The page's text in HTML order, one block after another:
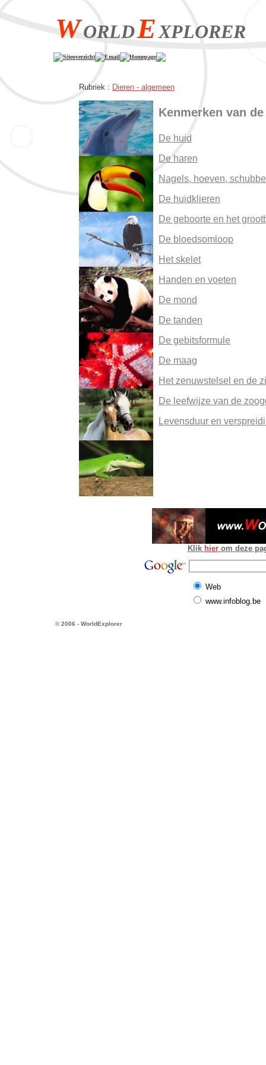
WORLDEXPLORER
Siteoverzicht Email Homepage
Rubriek : Dieren - algemeen
Kenmerken van
De huid
De haren
Nagels, hoeven,
De huidklieren
De geboorte en het
De bloedsomloop
Het skelet
Handen en voeten
De mond
De tanden
De gebitsformule
De maag
Het zenuwstelsel en de
De leefwijze van de
Levensduur en
Klik hier om deze
Web
www.infoblog.be
© 2006 - WorldExplorer